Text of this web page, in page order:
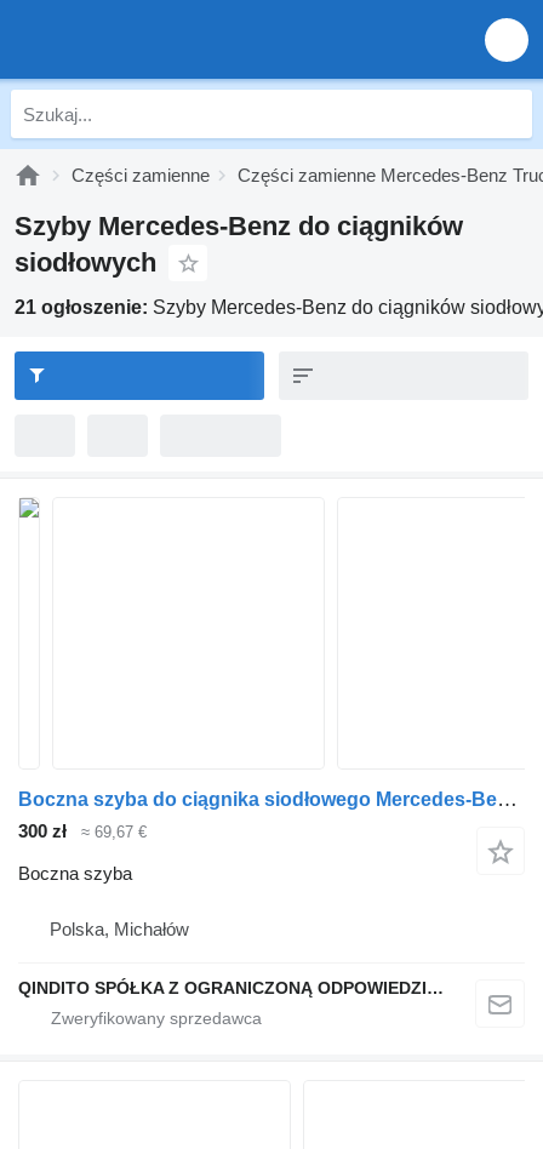
Części zamienne Części zamienne Mercedes-Benz
Szyby Mercedes-Benz do ciągników
siodłowych
21 ogłoszenie: Szyby Mercedes-Benz do ciągników
Boczna szyba do ciągnika siodłowego Mercedes-Benz ACTROS MP1 MP2 MP3 MP4
300 zł ≈ 69,67 €
Boczna szyba
Polska, Michałów
QINDITO SPÓŁKA Z OGRANICZONĄ ODPOWIEDZIALNOŚCIĄ